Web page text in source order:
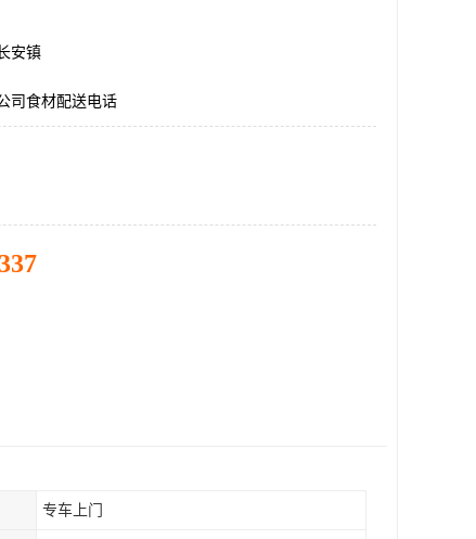
安镇
司食材配送电话
专车上门